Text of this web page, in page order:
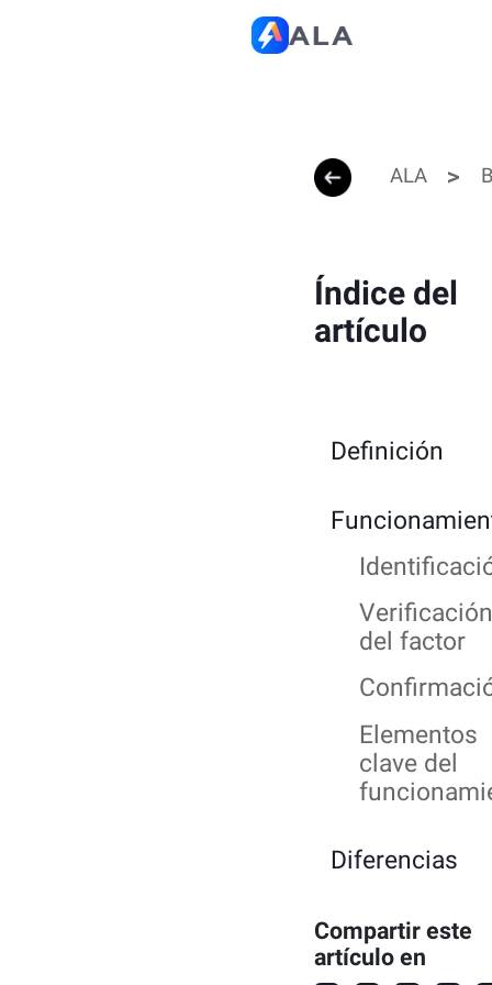
ALA
Índice del
artículo
Definición
Verificación
del factor
Elementos
clave del
Diferencias
Factor de
Compartir este
artículo en